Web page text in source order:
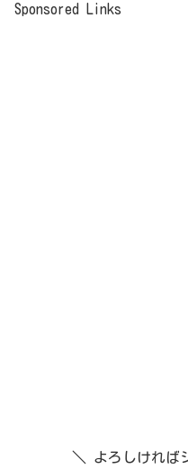
Sponsored Links
＼ よろしければ